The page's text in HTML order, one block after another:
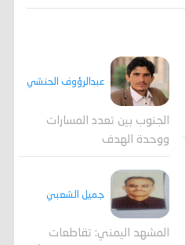
عبدالرؤوف الحنشي
الجنوب بين تعدد المسارات
ووحدة الهدف
جميل الشعبي
المشهد اليمني: تقاطعات